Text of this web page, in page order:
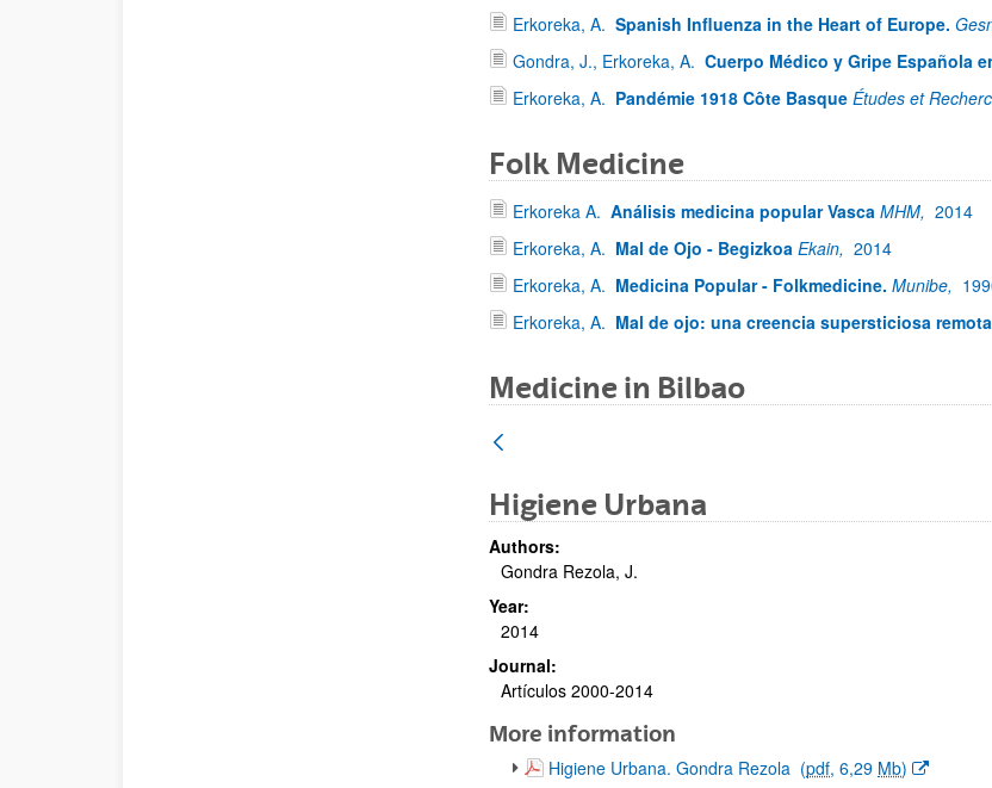
Erkoreka, A. Spanish Influenza in the Heart of Europe.
Gondra, J., Erkoreka, A. Cuerpo Médico y Gripe Española
Erkoreka, A. Pandémie 1918 Côte Basque Études et
Folk Medicine
Erkoreka A. Análisis medicina popular Vasca MHM, 2014
Erkoreka, A. Mal de Ojo - Begizkoa Ekain, 2014
Erkoreka, A. Medicina Popular - Folkmedicine. Munibe,
Erkoreka, A. Mal de ojo: una creencia supersticiosa
Medicine in Bilbao
Higiene Urbana
Authors:
Gondra Rezola, J.
Year:
2014
Journal:
Artículos 2000-2014
More information
(Opens New Window)
Higiene Urbana. Gondra Rezola (pdf, 6,29 Mb)